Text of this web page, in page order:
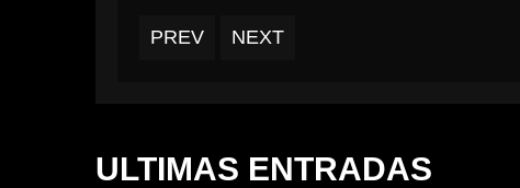
PREV NEXT
PREV NEXT
ULTIMAS ENTRADAS